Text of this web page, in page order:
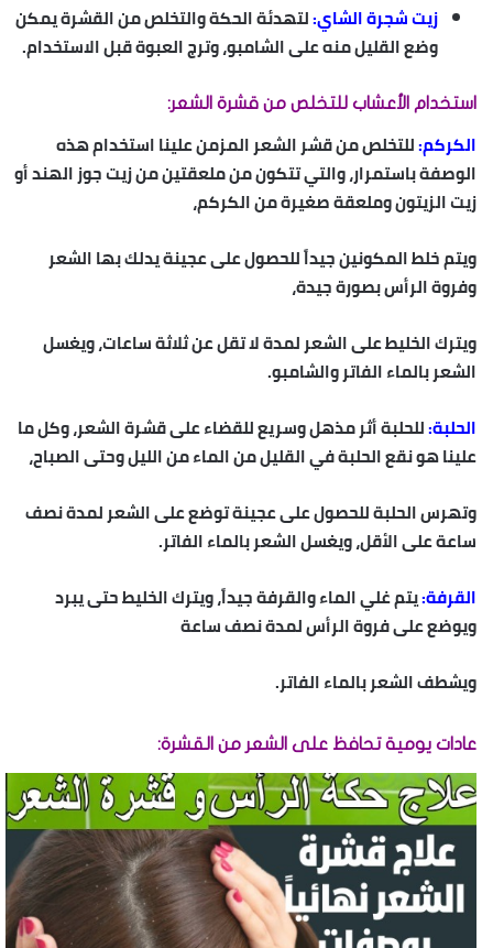
زيت شجرة الشاي:لتهدئة الحكة والتخلص من القشرة يمكن
وضع القليل منه على الشامبو، وترج العبوة قبل الاستخدام.
استخدام الأعشاب للتخلص من قشرة الشعر:
الكركم:للتخلص من قشر الشعر المزمن علينا استخدام هذه
الوصفة باستمرار، والتي تتكون من ملعقتين من زيت جوز الهند أو
زيت الزيتون وملعقة صغيرة من الكركم،
ويتم خلط المكونين جيداً للحصول على عجينة يدلك بها الشعر
وفروة الرأس بصورة جيدة،
ويترك الخليط على الشعر لمدة لا تقل عن ثلاثة ساعات، ويغسل
الشعر بالماء الفاتر والشامبو.
الحلبة:للحلبة أثر مذهل وسريع للقضاء على قشرة الشعر، وكل ما
علينا هو نقع الحلبة في القليل من الماء من الليل وحتى الصباح،
وتهرس الحلبة للحصول على عجينة توضع على الشعر لمدة نصف
ساعة على الأقل، ويغسل الشعر بالماء الفاتر.
القرفة:يتم غلي الماء والقرفة جيداً، ويترك الخليط حتى يبرد
ويوضع على فروة الرأس لمدة نصف ساعة
ويشطف الشعر بالماء الفاتر.
عادات يومية تحافظ على الشعر من القشرة: